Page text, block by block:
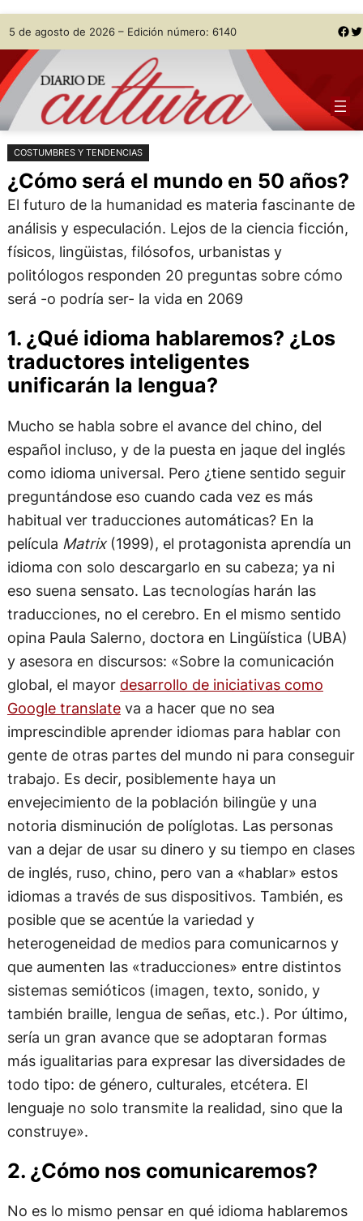
Saltar
al
contenido
Skip
to
content
5 de agosto de 2026 – Edición número: 6140 Facebook Twitter
COSTUMBRES Y TENDENCIAS
¿Cómo será el mundo en 50 años?
El futuro de la humanidad es materia fascinante de
análisis y especulación. Lejos de la ciencia ficción,
físicos, lingüistas, filósofos, urbanistas y
politólogos responden 20 preguntas sobre cómo
será -o podría ser- la vida en 2069
1. ¿Qué idioma hablaremos? ¿Los
traductores inteligentes
unificarán la lengua?
Mucho se habla sobre el avance del chino, del
español incluso, y de la puesta en jaque del inglés
como idioma universal. Pero ¿tiene sentido seguir
preguntándose eso cuando cada vez es más
habitual ver traducciones automáticas? En la
película Matrix(1999), el protagonista aprendía un
idioma con solo descargarlo en su cabeza; ya ni
eso suena sensato. Las tecnologías harán las
traducciones, no el cerebro. En el mismo sentido
opina Paula Salerno, doctora en Lingüística (UBA)
y asesora en discursos: «Sobre la comunicación
global, el mayor desarrollo de iniciativas como
Google translateva a hacer que no sea
imprescindible aprender idiomas para hablar con
gente de otras partes del mundo ni para conseguir
trabajo. Es decir, posiblemente haya un
envejecimiento de la población bilingüe y una
notoria disminución de políglotas. Las personas
van a dejar de usar su dinero y su tiempo en clases
de inglés, ruso, chino, pero van a «hablar» estos
idiomas a través de sus dispositivos. También, es
posible que se acentúe la variedad y
heterogeneidad de medios para comunicarnos y
que aumenten las «traducciones» entre distintos
sistemas semióticos (imagen, texto, sonido, y
también braille, lengua de señas, etc.). Por último,
sería un gran avance que se adoptaran formas
más igualitarias para expresar las diversidades de
todo tipo: de género, culturales, etcétera. El
lenguaje no solo transmite la realidad, sino que la
construye».
2. ¿Cómo nos comunicaremos?
No es lo mismo pensar en qué idioma hablaremos